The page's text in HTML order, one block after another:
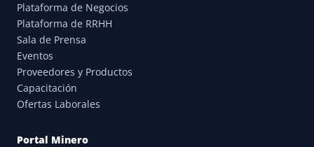
Plataforma de Negocios
Plataforma de RRHH
Sala de Prensa
Eventos
Proveedores y Productos
Capacitación
Ofertas Laborales
Portal Minero